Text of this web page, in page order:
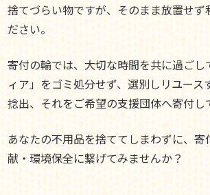
捨てづらい物ですが、そのまま放置せず
ださい。
寄付の輪では、大切な時間を共に過ご
ィア」をゴミ処分せず、選別しリユース
捻出、それをご希望の支援団体へ寄付し
あなたの不用品を捨ててしまわずに、寄
献・環境保全に繋げてみませんか？